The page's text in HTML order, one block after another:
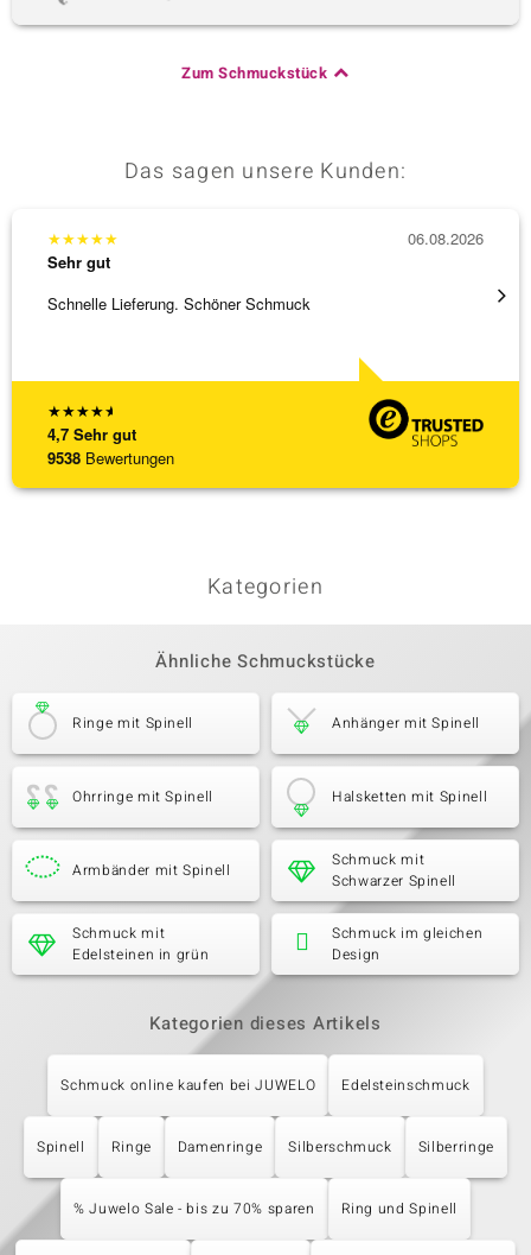
Zum Schmuckstück
Das sagen unsere Kunden:
★★★★★
4,7 Sehr gut
9538 Bewertungen
★★★★★
Sehr gut
Schnelle Lieferung. Schöner Schmuck
06.08.2026
Kategorien
Ähnliche Schmuckstücke
Ringe mit Spinell Anhänger mit Spinell
Ohrringe mit Spinell Halsketten mit Spinell
Armbänder mit Spinell
Schmuck mit
Schwarzer Spinell
Schmuck mit
Edelsteinen in grün
Schmuck im gleichen
Design
Kategorien dieses Artikels
Schmuck online kaufen bei JUWELO Edelsteinschmuck
Spinell Ringe Damenringe Silberschmuck Silberringe
% Juwelo Sale - bis zu 70% sparen Ring und Spinell